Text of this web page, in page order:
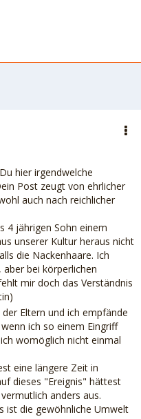
hier irgendwelche
Post zeugt von ehrlicher
auch nach reichlicher
4 jährigen Sohn einem
unserer Kultur heraus nicht
die Nackenhaare. Ich
bei körperlichen
mir doch das Verständnis
Eltern und ich empfände
ich so einem Eingriff
womöglich nicht einmal
eine längere Zeit in
dieses "Ereignis" hättest
anders aus.
ist die gewöhnliche Umwelt